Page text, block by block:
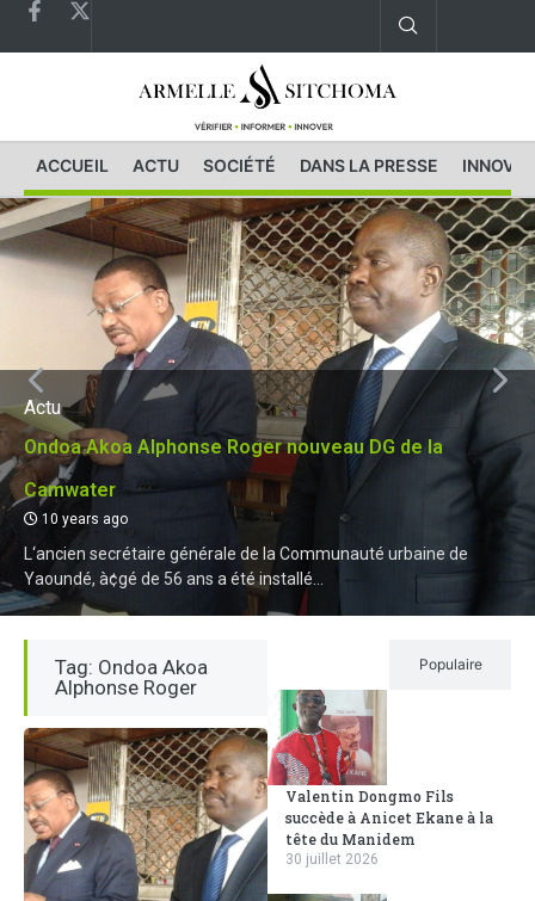
ACCUEIL ACTU SOCIÉTÉ DANS LA PRESSE
Actu
Ondoa Akoa Alphonse Roger nouveau DG de la
Camwater
10 years ago
L‘ancien secrétaire générale de la Communauté urbaine de
Yaoundé, à¢gé de 56 ans a été installé...
Tag: Ondoa Akoa
Alphonse Roger
Populaire
Valentin Dongmo Fils
succède à Anicet Ekane à la
tête du Manidem
30 juillet 2026